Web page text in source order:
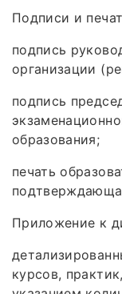
Подписи и
подпись
организации
подпись
образования;
печать
Приложение к
курсов,